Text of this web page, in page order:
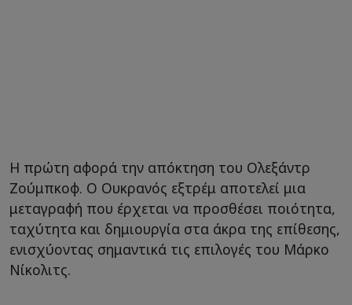
Η πρώτη αφορά την απόκτηση του Ολεξάντρ
Ζούμπκοφ. Ο Ουκρανός εξτρέμ αποτελεί μια
μεταγραφή που έρχεται να προσθέσει ποιότητα,
ταχύτητα και δημιουργία στα άκρα της επίθεσης,
ενισχύοντας σημαντικά τις επιλογές του Μάρκο
Νίκολιτς.